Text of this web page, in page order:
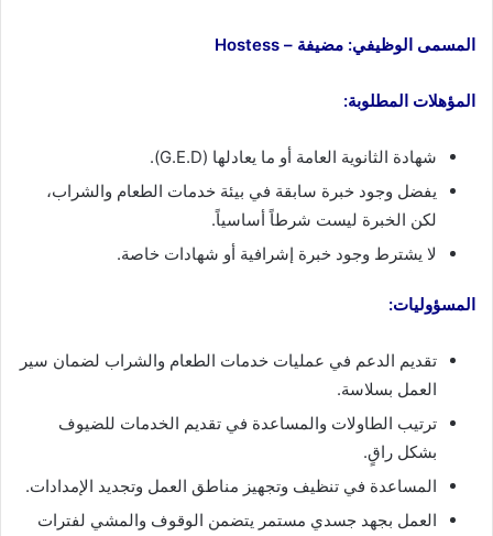
المسمى الوظيفي: مضيفة – Hostess
المؤهلات المطلوبة:
شهادة الثانوية العامة أو ما يعادلها (G.E.D).
يفضل وجود خبرة سابقة في بيئة خدمات الطعام والشراب،
لكن الخبرة ليست شرطاً أساسياً.
لا يشترط وجود خبرة إشرافية أو شهادات خاصة.
المسؤوليات:
تقديم الدعم في عمليات خدمات الطعام والشراب لضمان سير
العمل بسلاسة.
ترتيب الطاولات والمساعدة في تقديم الخدمات للضيوف
بشكل راقٍ.
المساعدة في تنظيف وتجهيز مناطق العمل وتجديد الإمدادات.
العمل بجهد جسدي مستمر يتضمن الوقوف والمشي لفترات